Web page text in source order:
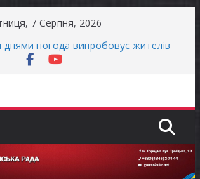
7 Серпня, 2026
днями погода випробовує жителів
літньою спекою
Чернігівщини!
першокласників уже можуть
школяра»